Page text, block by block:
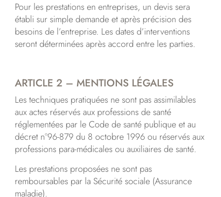
Pour les prestations en entreprises, un devis sera
établi sur simple demande et après précision des
besoins de l’entreprise. Les dates d’interventions
seront déterminées après accord entre les parties.
ARTICLE 2 – MENTIONS LÉGALES
Les techniques pratiquées ne sont pas assimilables
aux actes réservés aux professions de santé
réglementées par le Code de santé publique et au
décret n°96-879 du 8 octobre 1996 ou réservés aux
professions para-médicales ou auxiliaires de santé.
Les prestations proposées ne sont pas
remboursables par la Sécurité sociale (Assurance
maladie).